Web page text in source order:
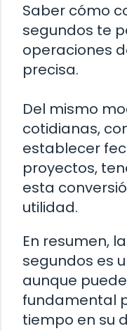
Saber cómo
segundos te
operaciones
precisa.
Del mismo
cotidianas,
establecer
proyectos,
esta
utilidad.
En resumen,
segundos es
aunque
fundamental
tiempo en su